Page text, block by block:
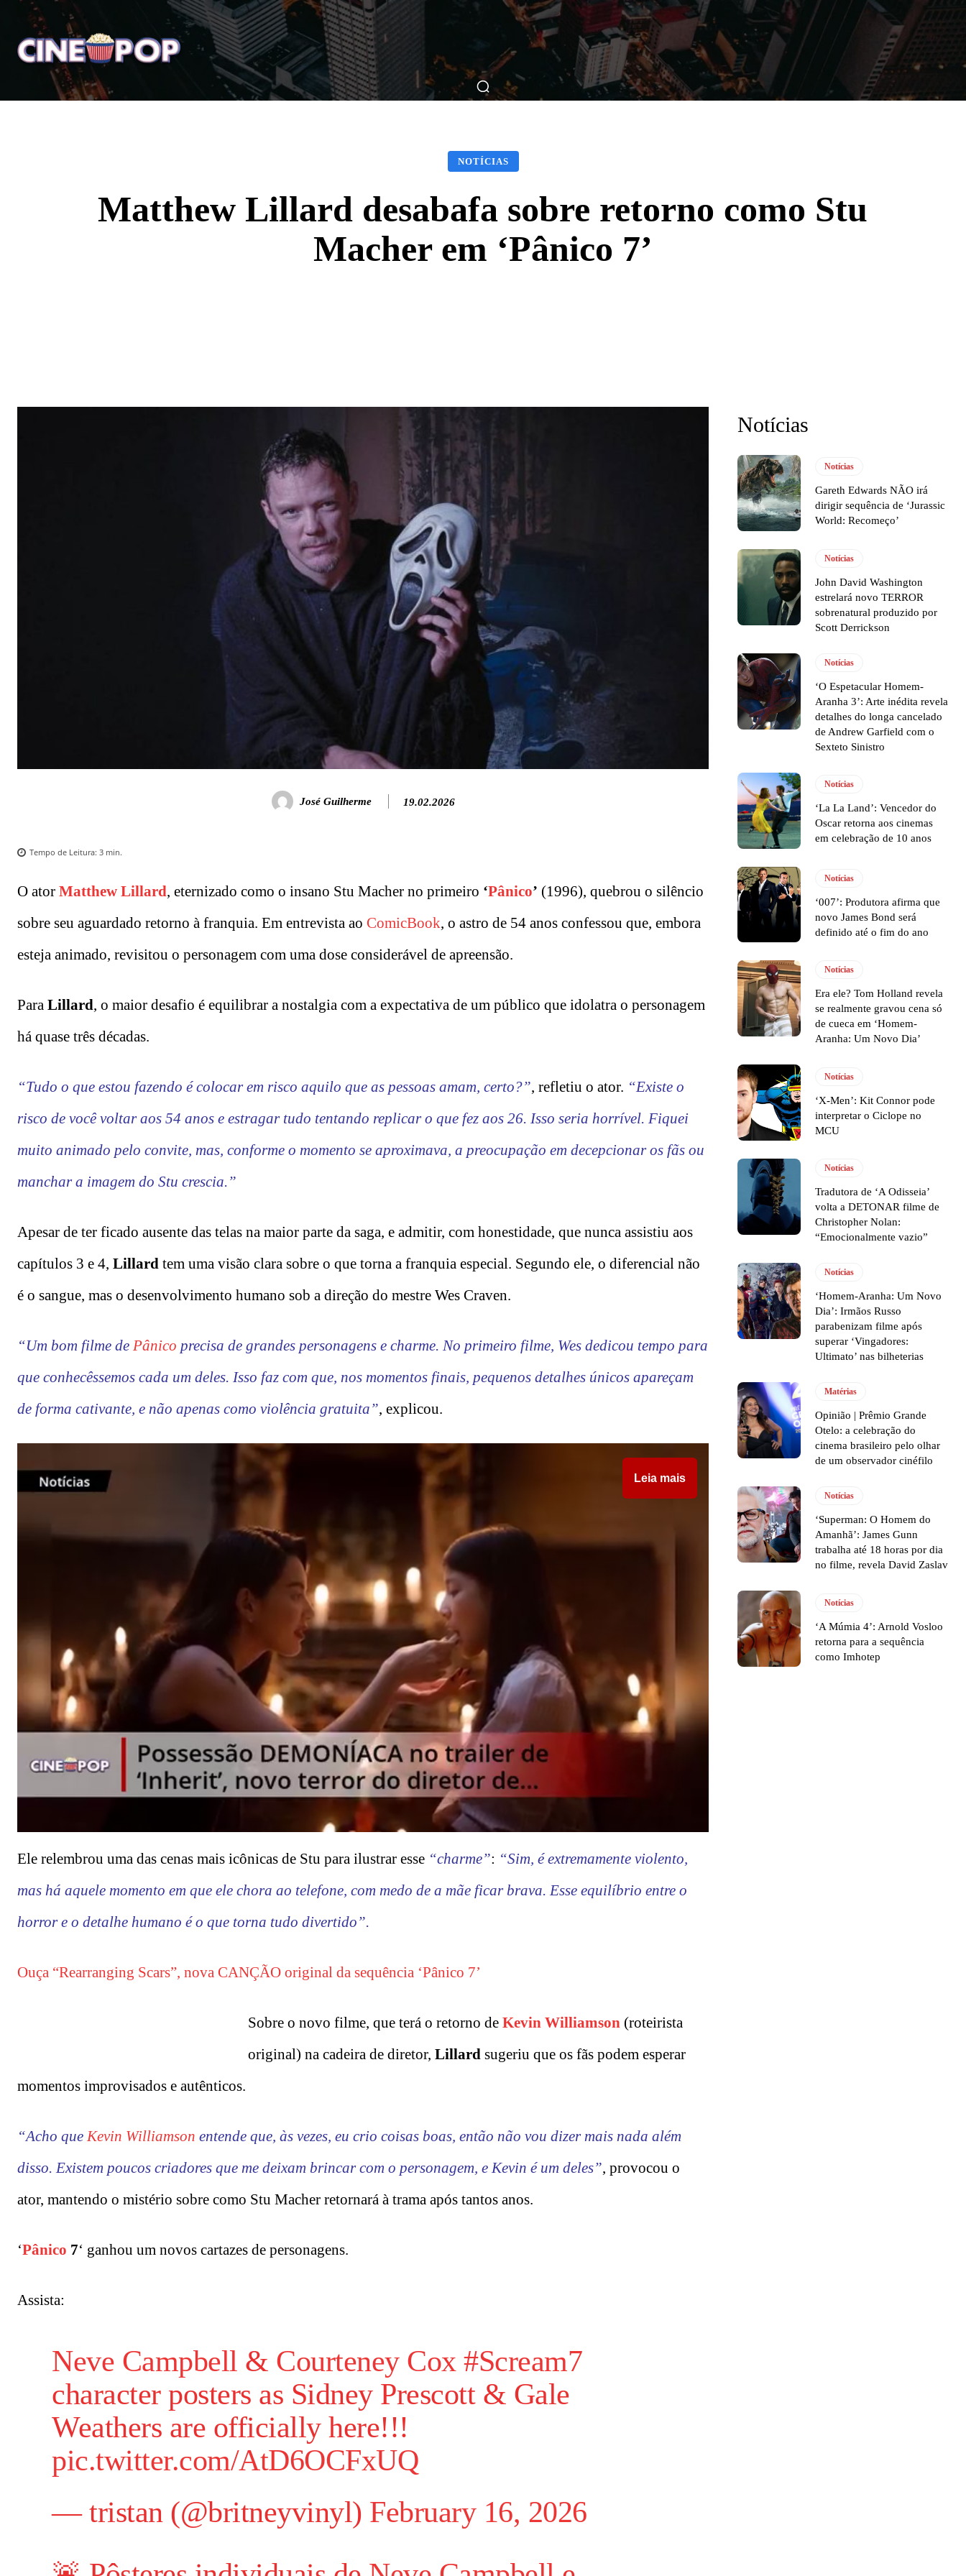
Home Notícias Críticas Breve Nos Cinemas Matérias Nos Cinemas Filmes Séries Música Gênero
NOTÍCIAS
Matthew Lillard desabafa sobre retorno como Stu
Macher em ‘Pânico 7’
José Guilherme 19.02.2026
Tempo de Leitura: 3 min.
O ator Matthew Lillard, eternizado como o insano Stu Macher no primeiro ‘Pânico’ (1996), quebrou o silêncio
sobre seu aguardado retorno à franquia. Em entrevista ao ComicBook, o astro de 54 anos confessou que, embora
esteja animado, revisitou o personagem com uma dose considerável de apreensão.
Para Lillard, o maior desafio é equilibrar a nostalgia com a expectativa de um público que idolatra o personagem
há quase três décadas.
“Tudo o que estou fazendo é colocar em risco aquilo que as pessoas amam, certo?”, refletiu o ator. “Existe o
risco de você voltar aos 54 anos e estragar tudo tentando replicar o que fez aos 26. Isso seria horrível. Fiquei
muito animado pelo convite, mas, conforme o momento se aproximava, a preocupação em decepcionar os fãs ou
manchar a imagem do Stu crescia.”
Apesar de ter ficado ausente das telas na maior parte da saga, e admitir, com honestidade, que nunca assistiu aos
capítulos 3 e 4, Lillard tem uma visão clara sobre o que torna a franquia especial. Segundo ele, o diferencial não
é o sangue, mas o desenvolvimento humano sob a direção do mestre Wes Craven.
“Um bom filme de Pânico precisa de grandes personagens e charme. No primeiro filme, Wes dedicou tempo para
que conhecêssemos cada um deles. Isso faz com que, nos momentos finais, pequenos detalhes únicos apareçam
de forma cativante, e não apenas como violência gratuita”, explicou.
Leia mais
Ele relembrou uma das cenas mais icônicas de Stu para ilustrar esse “charme”: “Sim, é extremamente violento,
mas há aquele momento em que ele chora ao telefone, com medo de a mãe ficar brava. Esse equilíbrio entre o
horror e o detalhe humano é o que torna tudo divertido”.
Ouça “Rearranging Scars”, nova CANÇÃO original da sequência ‘Pânico 7’
Sobre o novo filme, que terá o retorno de Kevin Williamson (roteirista
original) na cadeira de diretor, Lillard sugeriu que os fãs podem esperar
momentos improvisados e autênticos.
“Acho que Kevin Williamson entende que, às vezes, eu crio coisas boas, então não vou dizer mais nada além
disso. Existem poucos criadores que me deixam brincar com o personagem, e Kevin é um deles”, provocou o
ator, mantendo o mistério sobre como Stu Macher retornará à trama após tantos anos.
‘Pânico 7‘ ganhou um novos cartazes de personagens.
Assista:
Neve Campbell & Courteney Cox #Scream7
character posters as Sidney Prescott & Gale
Weathers are officially here!!!
pic.twitter.com/AtD6OCFxUQ
— tristan (@britneyvinyl) February 16, 2026
Notícias
Notícias
Gareth Edwards NÃO irá
dirigir sequência de ‘Jurassic
World: Recomeço’
Notícias
John David Washington
estrelará novo TERROR
sobrenatural produzido por
Scott Derrickson
Notícias
‘O Espetacular Homem-
Aranha 3’: Arte inédita revela
detalhes do longa cancelado
de Andrew Garfield com o
Sexteto Sinistro
Notícias
‘La La Land’: Vencedor do
Oscar retorna aos cinemas
em celebração de 10 anos
Notícias
‘007’: Produtora afirma que
novo James Bond será
definido até o fim do ano
Notícias
Era ele? Tom Holland revela
se realmente gravou cena só
de cueca em ‘Homem-
Aranha: Um Novo Dia’
Notícias
‘X-Men’: Kit Connor pode
interpretar o Ciclope no
MCU
Notícias
Tradutora de ‘A Odisseia’
volta a DETONAR filme de
Christopher Nolan:
“Emocionalmente vazio”
Notícias
‘Homem-Aranha: Um Novo
Dia’: Irmãos Russo
parabenizam filme após
superar ‘Vingadores:
Ultimato’ nas bilheterias
Matérias
Opinião | Prêmio Grande
Otelo: a celebração do
cinema brasileiro pelo olhar
de um observador cinéfilo
Notícias
‘Superman: O Homem do
Amanhã’: James Gunn
trabalha até 18 horas por dia
no filme, revela David Zaslav
Notícias
‘A Múmia 4’: Arnold Vosloo
retorna para a sequência
como Imhotep